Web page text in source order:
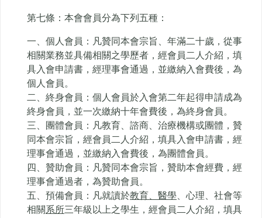
第七條：本會會員分為下列五種：
一、個人會員：凡贊同本會宗旨、年滿二十歲，從事
相關業務並具備相關之學歷者，經會員二人介紹，填
具入會申請書，經理事會通過，並繳納入會費後，為
個人會員。
二、終身會員：個人會員於入會第二年起得申請成為
終身會員，並一次繳納十年會費後，為終身會員。
三、團體會員：凡教育、諮商、治療機構或團體，贊
同本會宗旨，經會員二人介紹，填具入會申請書，經
理事會通過，並繳納入會費後，為團體會員。
四、贊助會員：凡贊同本會宗旨，贊助本會經費，經
理事會通過者，為贊助會員。
五、預備會員：凡就讀於教育、醫學 、心理、社會等
相關系所三年級以上之學生，經會員二人介紹，填具